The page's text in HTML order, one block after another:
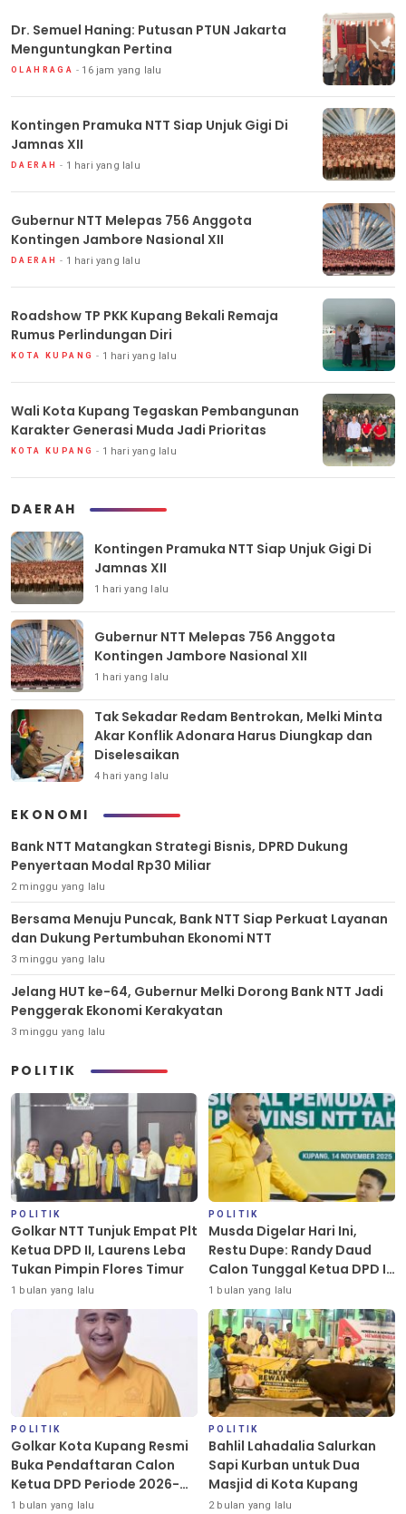
Dr. Semuel Haning: Putusan PTUN Jakarta
Menguntungkan Pertina
OLAHRAGA 16 jam yang lalu
Kontingen Pramuka NTT Siap Unjuk Gigi Di
Jamnas XII
DAERAH 1 hari yang lalu
Gubernur NTT Melepas 756 Anggota
Kontingen Jambore Nasional XII
DAERAH 1 hari yang lalu
Roadshow TP PKK Kupang Bekali Remaja
Rumus Perlindungan Diri
KOTA KUPANG 1 hari yang lalu
Wali Kota Kupang Tegaskan Pembangunan
Karakter Generasi Muda Jadi Prioritas
KOTA KUPANG 1 hari yang lalu
DAERAH
Kontingen Pramuka NTT Siap Unjuk Gigi Di
Jamnas XII
1 hari yang lalu
Gubernur NTT Melepas 756 Anggota
Kontingen Jambore Nasional XII
1 hari yang lalu
Tak Sekadar Redam Bentrokan, Melki Minta
Akar Konflik Adonara Harus Diungkap dan
Diselesaikan
4 hari yang lalu
EKONOMI
Bank NTT Matangkan Strategi Bisnis, DPRD Dukung
Penyertaan Modal Rp30 Miliar
2 minggu yang lalu
Bersama Menuju Puncak, Bank NTT Siap Perkuat Layanan
dan Dukung Pertumbuhan Ekonomi NTT
3 minggu yang lalu
Jelang HUT ke-64, Gubernur Melki Dorong Bank NTT Jadi
Penggerak Ekonomi Kerakyatan
3 minggu yang lalu
POLITIK
POLITIK
Golkar NTT Tunjuk Empat Plt
Ketua DPD II, Laurens Leba
Tukan Pimpin Flores Timur
1 bulan yang lalu
POLITIK
Musda Digelar Hari Ini,
Restu Dupe: Randy Daud
Calon Tunggal Ketua DPD II
Golkar Kota Kupang
1 bulan yang lalu
POLITIK
Golkar Kota Kupang Resmi
Buka Pendaftaran Calon
Ketua DPD Periode 2026-
2031
1 bulan yang lalu
POLITIK
Bahlil Lahadalia Salurkan
Sapi Kurban untuk Dua
Masjid di Kota Kupang
2 bulan yang lalu